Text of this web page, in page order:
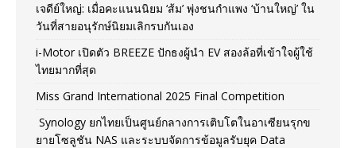
เจดีย์ใหญ่: เมื่อคะแนนนิยม ‘ส้ม’ พุ่งชนกำแพง ‘บ้านใหญ่’ ใน
วันที่สายอนุรักษ์นิยมเลิกรบกันเอง
i-Motor เปิดตัว BREEZE ปักธงผู้นำ EV สองล้อที่เข้าใจผู้ใช้
ไทยมากที่สุด
Miss Grand International 2025 Final Competition
Synology ยกไทยเป็นศูนย์กลางการเติบโตในอาเซียนรุกข
ยายโซลูชัน NAS และระบบจัดการข้อมูลรับยุค Data